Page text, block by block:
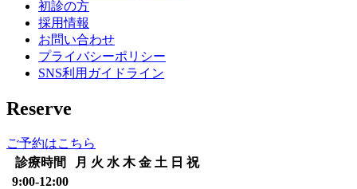
初診の方
採用情報
お問い合わせ
プライバシーポリシー
SNS利用ガイドライン
Reserve
ご予約はこちら
診療時間
月 火 水 木 金 土 日 祝
9:00-12:00